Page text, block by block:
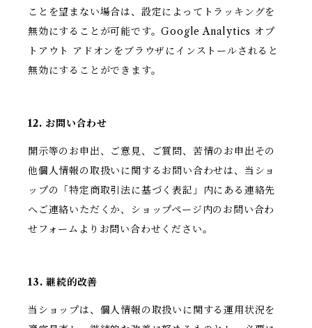
ことを望まない場合は、設定によってトラッキングを
無効にすることが可能です。Google Analytics オプ
トアウト アドオンをブラウザにインストールされると
無効にすることができます。
12. お問い合わせ
開示等のお申出、ご意見、ご質問、苦情のお申出その
他個人情報の取扱いに関するお問い合わせは、当ショ
ップの「特定商取引法に基づく表記」内にある連絡先
へご連絡いただくか、ショップページ内のお問い合わ
せフォームよりお問い合わせください。
13. 継続的改善
当ショップは、個人情報の取扱いに関する運用状況を